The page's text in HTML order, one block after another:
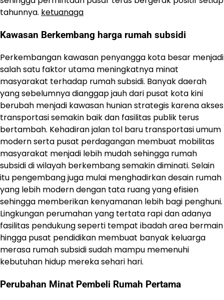
tahunnya. ketuanaga
Kawasan Berkembang harga rumah subsidi
Perkembangan kawasan penyangga kota besar menjadi
salah satu faktor utama meningkatnya minat
masyarakat terhadap rumah subsidi. Banyak daerah
yang sebelumnya dianggap jauh dari pusat kota kini
berubah menjadi kawasan hunian strategis karena akses
transportasi semakin baik dan fasilitas publik terus
bertambah. Kehadiran jalan tol baru transportasi umum
modern serta pusat perdagangan membuat mobilitas
masyarakat menjadi lebih mudah sehingga rumah
subsidi di wilayah berkembang semakin diminati. Selain
itu pengembang juga mulai menghadirkan desain rumah
yang lebih modern dengan tata ruang yang efisien
sehingga memberikan kenyamanan lebih bagi penghuni.
Lingkungan perumahan yang tertata rapi dan adanya
fasilitas pendukung seperti tempat ibadah area bermain
hingga pusat pendidikan membuat banyak keluarga
merasa rumah subsidi sudah mampu memenuhi
kebutuhan hidup mereka sehari hari.
Perubahan Minat Pembeli Rumah Pertama